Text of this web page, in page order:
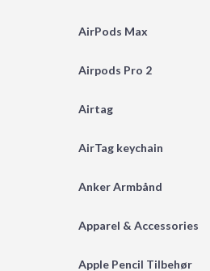
AirPods Max
Airpods Pro 2
Airtag
AirTag keychain
Anker Armbånd
Apparel & Accessories
Apple Pencil Tilbehør